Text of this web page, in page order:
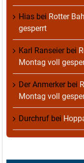
Hias bei Rotter
gesperrt
Karl Ranseierbei
Montag voll
Der Anmerkerbei
Montag voll
Durchruf bei